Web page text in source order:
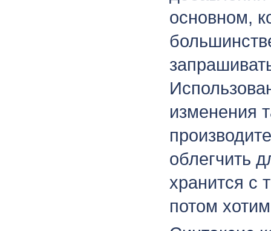
основном,
изменения
облегчить
хранится с
потом